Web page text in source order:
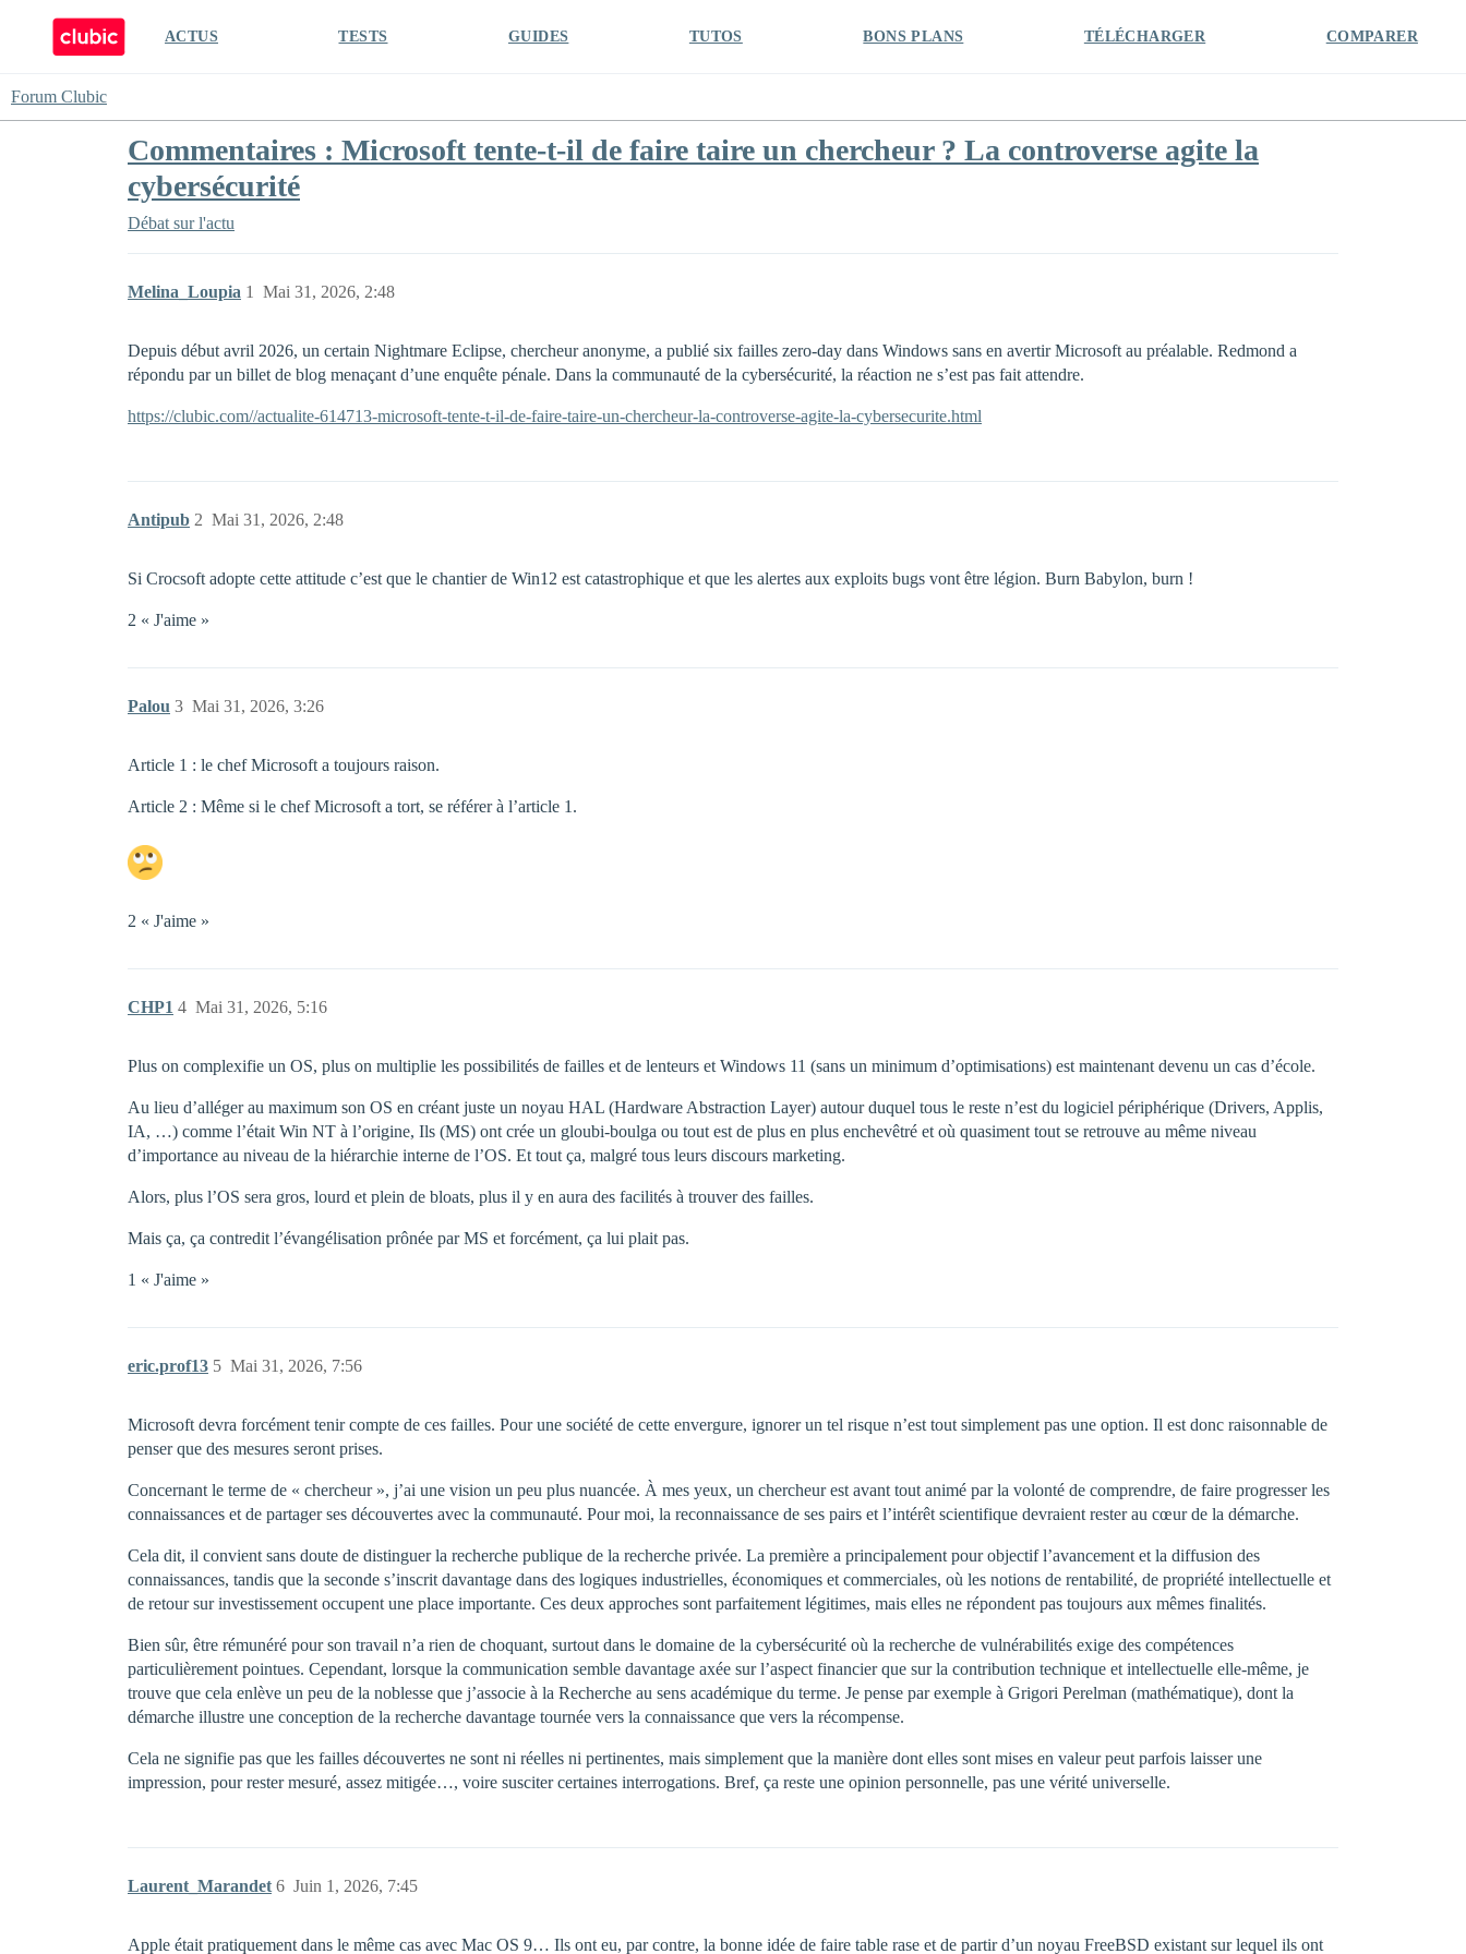
ACTUS TESTS GUIDES TUTOS BONS PLANS TÉLÉCHARGER COMPARER
Forum Clubic
Commentaires : Microsoft tente-t-il de faire taire un chercheur ? La controverse agite la
cybersécurité
Débat sur l'actu
Melina_Loupia Mai 31, 2026, 2:48
1
Depuis début avril 2026, un certain Nightmare Eclipse, chercheur anonyme, a publié six failles zero-day dans Windows sans en avertir Microsoft au préalable. Redmond a
répondu par un billet de blog menaçant d’une enquête pénale. Dans la communauté de la cybersécurité, la réaction ne s’est pas fait attendre.
https://clubic.com//actualite-614713-microsoft-tente-t-il-de-faire-taire-un-chercheur-la-controverse-agite-la-cybersecurite.html
Antipub Mai 31, 2026, 2:48
2
Si Crocsoft adopte cette attitude c’est que le chantier de Win12 est catastrophique et que les alertes aux exploits bugs vont être légion. Burn Babylon, burn !
2 « J'aime »
Palou Mai 31, 2026, 3:26
3
Article 1 : le chef Microsoft a toujours raison.
Article 2 : Même si le chef Microsoft a tort, se référer à l’article 1.
2 « J'aime »
CHP1 Mai 31, 2026, 5:16
4
Plus on complexifie un OS, plus on multiplie les possibilités de failles et de lenteurs et Windows 11 (sans un minimum d’optimisations) est maintenant devenu un cas d’école.
Au lieu d’alléger au maximum son OS en créant juste un noyau HAL (Hardware Abstraction Layer) autour duquel tous le reste n’est du logiciel périphérique (Drivers, Applis,
IA, …) comme l’était Win NT à l’origine, Ils (MS) ont crée un gloubi-boulga ou tout est de plus en plus enchevêtré et où quasiment tout se retrouve au même niveau
d’importance au niveau de la hiérarchie interne de l’OS. Et tout ça, malgré tous leurs discours marketing.
Alors, plus l’OS sera gros, lourd et plein de bloats, plus il y en aura des facilités à trouver des failles.
Mais ça, ça contredit l’évangélisation prônée par MS et forcément, ça lui plait pas.
1 « J'aime »
eric.prof13 Mai 31, 2026, 7:56
5
Microsoft devra forcément tenir compte de ces failles. Pour une société de cette envergure, ignorer un tel risque n’est tout simplement pas une option. Il est donc raisonnable de
penser que des mesures seront prises.
Concernant le terme de « chercheur », j’ai une vision un peu plus nuancée. À mes yeux, un chercheur est avant tout animé par la volonté de comprendre, de faire progresser les
connaissances et de partager ses découvertes avec la communauté. Pour moi, la reconnaissance de ses pairs et l’intérêt scientifique devraient rester au cœur de la démarche.
Cela dit, il convient sans doute de distinguer la recherche publique de la recherche privée. La première a principalement pour objectif l’avancement et la diffusion des
connaissances, tandis que la seconde s’inscrit davantage dans des logiques industrielles, économiques et commerciales, où les notions de rentabilité, de propriété intellectuelle et
de retour sur investissement occupent une place importante. Ces deux approches sont parfaitement légitimes, mais elles ne répondent pas toujours aux mêmes finalités.
Bien sûr, être rémunéré pour son travail n’a rien de choquant, surtout dans le domaine de la cybersécurité où la recherche de vulnérabilités exige des compétences
particulièrement pointues. Cependant, lorsque la communication semble davantage axée sur l’aspect financier que sur la contribution technique et intellectuelle elle-même, je
trouve que cela enlève un peu de la noblesse que j’associe à la Recherche au sens académique du terme. Je pense par exemple à Grigori Perelman (mathématique), dont la
démarche illustre une conception de la recherche davantage tournée vers la connaissance que vers la récompense.
Cela ne signifie pas que les failles découvertes ne sont ni réelles ni pertinentes, mais simplement que la manière dont elles sont mises en valeur peut parfois laisser une
impression, pour rester mesuré, assez mitigée…, voire susciter certaines interrogations. Bref, ça reste une opinion personnelle, pas une vérité universelle.
Laurent_Marandet Juin 1, 2026, 7:45
6
Apple était pratiquement dans le même cas avec Mac OS 9… Ils ont eu, par contre, la bonne idée de faire table rase et de partir d’un noyau FreeBSD existant sur lequel ils ont